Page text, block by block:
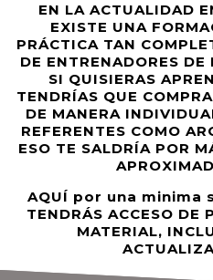
EN LA ACTUALIDAD
EXISTE UNA
PRÁCTICA TAN
DE ENTRENADORES
SI QUISIERAS
TENDRÍAS QUE
DE MANERA
REFERENTES COMO
ESO TE SALDRÍA POR
AQUÍ por una minima
TENDRÁS ACCESO DE
MATERIAL,